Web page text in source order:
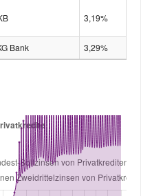
3,19%
Bank 3,29%